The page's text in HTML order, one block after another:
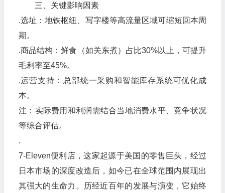
三、关键影响因素
.‌选址‌：地铁枢纽、写字楼等高流量区域可缩短回本周
期。
.‌商品结构‌：鲜食（如关东煮）占比30%以上，可提升
毛利率至45%。
.‌运营支持‌：总部统一采购和智能库存系统可优化成
本。
‌注‌：实际费用和利润需结合当地消费水平、竞争状况
等综合评估。
.
7-Eleven便利店，这家起源于美国的零售巨头，经过
日本市场的深度改造后，如今已在全球范围内展现出
其强大的生命力。历经近百年的发展与演变，它始终